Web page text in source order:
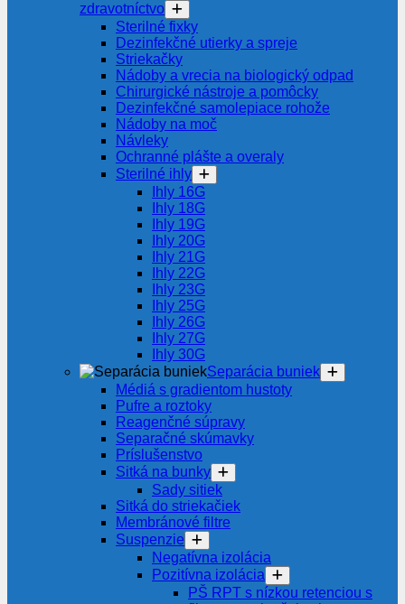
zdravotníctvo
Sterilné fixky
Dezinfekčné utierky a spreje
Striekačky
Nádoby a vrecia na biologický odpad
Chirurgické nástroje a pomôcky
Dezinfekčné samolepiace rohože
Nádoby na moč
Návleky
Ochranné plášte a overaly
Sterilné ihly
Ihly 16G
Ihly 18G
Ihly 19G
Ihly 20G
Ihly 21G
Ihly 22G
Ihly 23G
Ihly 25G
Ihly 26G
Ihly 27G
Ihly 30G
Separácia buniek
Médiá s gradientom hustoty
Pufre a roztoky
Reagenčné súpravy
Separačné skúmavky
Príslušenstvo
Sitká na bunky
Sady sitiek
Sitká do striekačiek
Membránové filtre
Suspenzie
Negatívna izolácia
Pozitívna izolácia
PŠ RPT s nízkou retenciou s